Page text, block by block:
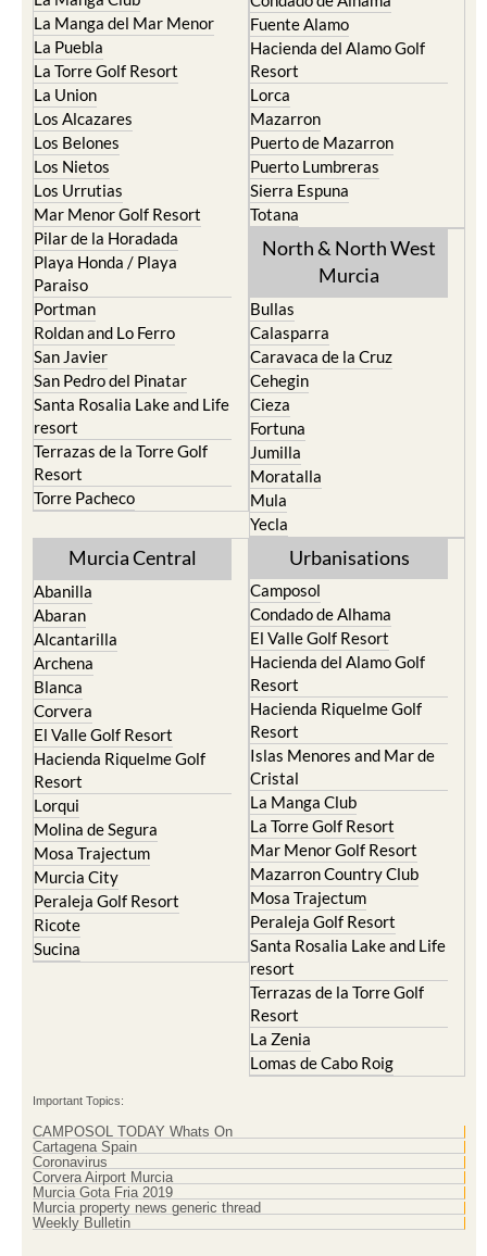
Cristal
La Manga Club
La Manga del Mar Menor
La Puebla
La Torre Golf Resort
La Union
Los Alcazares
Los Belones
Los Nietos
Los Urrutias
Mar Menor Golf Resort
Pilar de la Horadada
Playa Honda / Playa
Paraiso
Portman
Roldan and Lo Ferro
San Javier
San Pedro del Pinatar
Santa Rosalia Lake and Life
resort
Terrazas de la Torre Golf
Resort
Torre Pacheco
Camposol
Condado de Alhama
Fuente Alamo
Hacienda del Alamo Golf
Resort
Lorca
Mazarron
Puerto de Mazarron
Puerto Lumbreras
Sierra Espuna
Totana
North & North West
Bullas
Calasparra
Caravaca de la Cruz
Cehegin
Cieza
Fortuna
Jumilla
Moratalla
Mula
Murcia Central
Abanilla
Abaran
Alcantarilla
Archena
Blanca
Corvera
El Valle Golf Resort
Hacienda Riquelme Golf
Resort
Lorqui
Molina de Segura
Mosa Trajectum
Murcia City
Peraleja Golf Resort
Ricote
Urbanisations
Camposol
Condado de Alhama
El Valle Golf Resort
Hacienda del Alamo Golf
Resort
Hacienda Riquelme Golf
Resort
Islas Menores and Mar de
Cristal
La Manga Club
La Torre Golf Resort
Mar Menor Golf Resort
Mazarron Country Club
Mosa Trajectum
Peraleja Golf Resort
Santa Rosalia Lake and Life
resort
Terrazas de la Torre Golf
Resort
La Zenia
Important Topics:
CAMPOSOL TODAY Whats On
Cartagena Spain
Coronavirus
Corvera Airport Murcia
Murcia Gota Fria 2019